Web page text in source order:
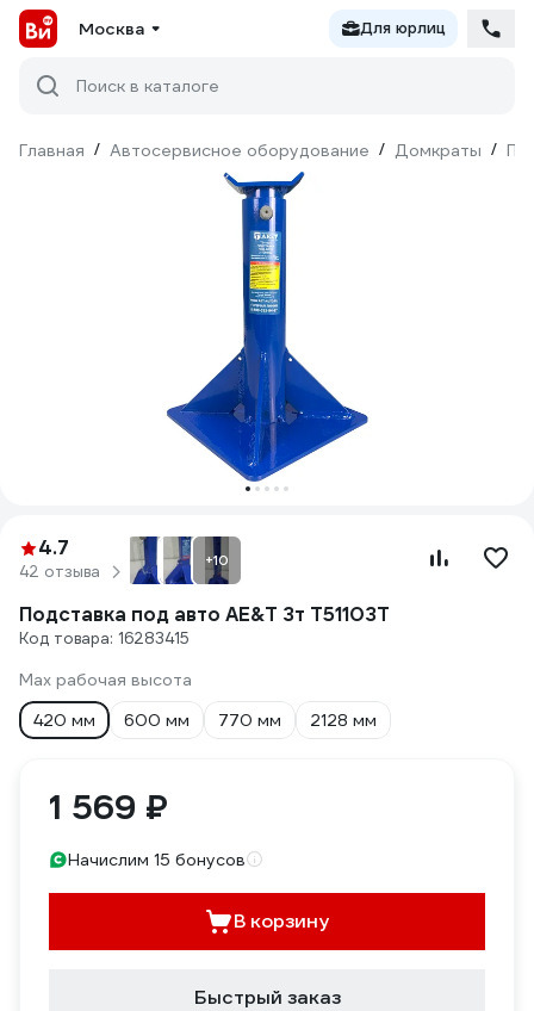
Москва Для юрлиц
Поиск в каталоге
Главная / Автосервисное оборудование / Домкраты /
4.7
42 отзыва
+10
Подставка под авто AE&T 3т T51103T
Код товара: 16283415
Max рабочая высота
420 мм
600 мм 770 мм 2128 мм
1 569 ₽
Начислим 15 бонусов
В корзину
Быстрый заказ